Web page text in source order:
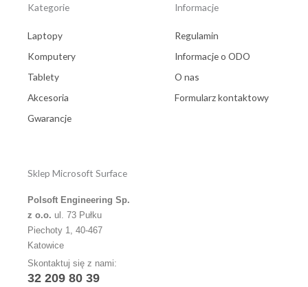
Kategorie
Laptopy
Komputery
Tablety
Akcesoria
Gwarancje
Informacje
Regulamin
Informacje o ODO
O nas
Formularz kontaktowy
Sklep Microsoft Surface
Polsoft Engineering Sp.
z o.o. ul. 73 Pułku
Piechoty 1, 40-467
Katowice
Skontaktuj się z nami:
32 209 80 39